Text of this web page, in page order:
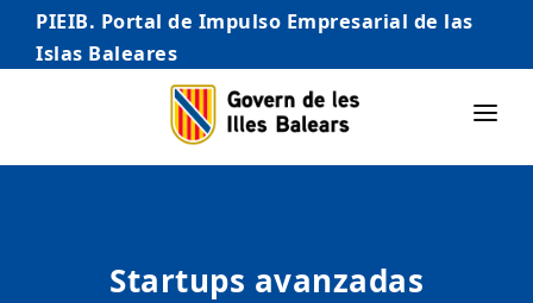
PIEIB. Portal de Impulso Empresarial de las
Islas Baleares
INICIO
AUTÓNOMO/AUTÓNOMA
Startups avanzadas